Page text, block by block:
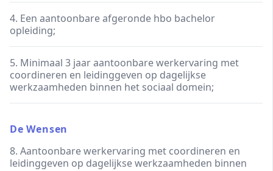
4. Een aantoonbare afgeronde hbo bachelor
opleiding;
5. Minimaal 3 jaar aantoonbare werkervaring met
coordineren en leidinggeven op dagelijkse
werkzaamheden binnen het sociaal domein;
De Wensen
8. Aantoonbare werkervaring met coordineren en
leidinggeven op dagelijkse werkzaamheden binnen